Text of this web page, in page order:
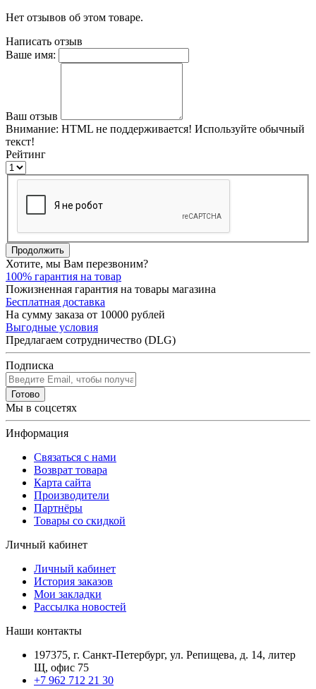
Нет отзывов об этом товаре.
Написать отзыв
Ваше имя:
Ваш отзыв
Внимание: HTML не поддерживается! Используйте обычный
текст!
Рейтинг
Продолжить
Хотите, мы Вам перезвоним?
100% гарантия на товар
Пожизненная гарантия на товары магазина
Бесплатная доставка
На сумму заказа от 10000 рублей
Выгодные условия
Предлагаем сотрудничество (DLG)
Подписка
Готово
Мы в соцсетях
Информация
Связаться с нами
Возврат товара
Карта сайта
Производители
Партнёры
Товары со скидкой
Личный кабинет
Личный кабинет
История заказов
Мои закладки
Рассылка новостей
Наши контакты
197375, г. Санкт-Петербург, ул. Репищева, д. 14, литер
Щ, офис 75
+7 962 712 21 30